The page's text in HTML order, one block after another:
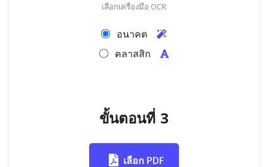
เลือกเครื่องมือ OCR
อนาคต
คลาสสิก
ขั้นตอนที่ 3
เลือก PDF